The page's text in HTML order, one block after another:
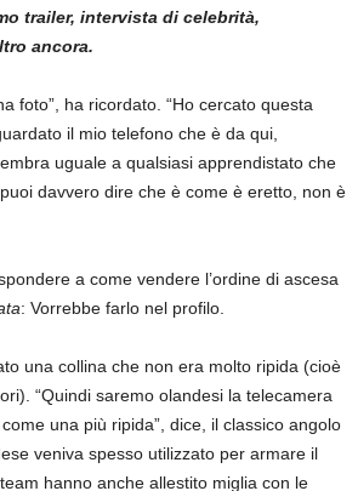
trailer, intervista di celebrità,
ancora.
foto”, ha ricordato. “Ho cercato questa
il mio telefono che è da qui,
uguale a qualsiasi apprendistato che
davvero dire che è come è eretto, non è
a come vendere l’ordine di ascesa
: Vorrebbe farlo nel profilo.
una collina che non era molto ripida (cioè
“Quindi saremo olandesi la telecamera
una più ripida”, dice, il classico angolo
veniva spesso utilizzato per armare il
hanno anche allestito miglia con le